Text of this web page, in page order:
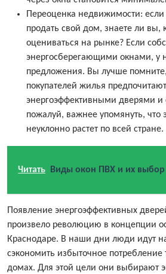
Переоценка недвижимости:
продать свой дом, знаете ли вы,
оцениваться на рынке? Если
энергосберегающими окнами, у
предложения. Вы лучше
покупателей жилья
энергоэффективными дверями и
пожалуй, важнее упомянуть, что
неуклонно растет по всей стране.
Читать Виды окон ПВХ и их выбор
Появление энергоэффективных
произвело революцию в концепции
Краснодаре. В наши дни люди идут
сэкономить избыточное потребление
домах. Для этой цели они выбирают